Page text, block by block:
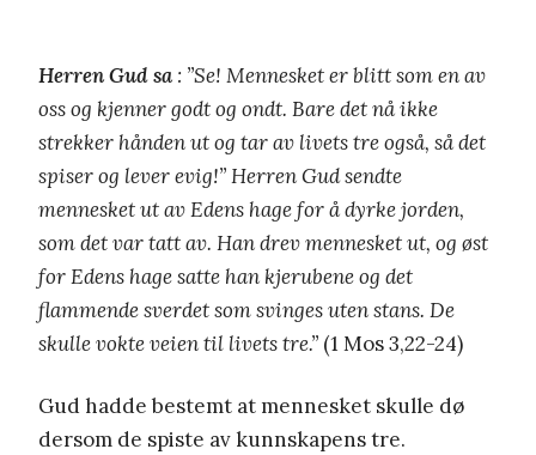
Herren Gud sa : ”Se! Mennesket er blitt som en av
oss og kjenner godt og ondt. Bare det nå ikke
strekker hånden ut og tar av livets tre også, så det
spiser og lever evig!” Herren Gud sendte
mennesket ut av Edens hage for å dyrke jorden,
som det var tatt av. Han drev mennesket ut, og øst
for Edens hage satte han kjerubene og det
flammende sverdet som svinges uten stans. De
skulle vokte veien til livets tre.” (1 Mos 3,22-24)
Gud hadde bestemt at mennesket skulle dø
dersom de spiste av kunnskapens tre.